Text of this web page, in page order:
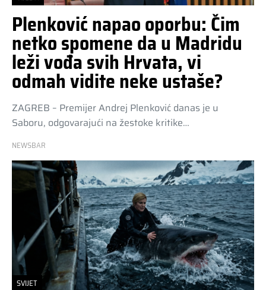
Plenković napao oporbu: Čim
netko spomene da u Madridu
leži vođa svih Hrvata, vi
odmah vidite neke ustaše?
ZAGREB – Premijer Andrej Plenković danas je u
Saboru, odgovarajući na žestoke kritike…
NEWSBAR
SVIJET